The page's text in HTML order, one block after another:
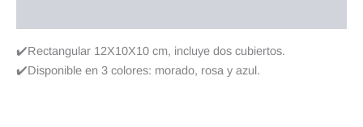
✔️Rectangular 12X10X10 cm, incluye dos cubiertos.
✔️Disponible en 3 colores: morado, rosa y azul.